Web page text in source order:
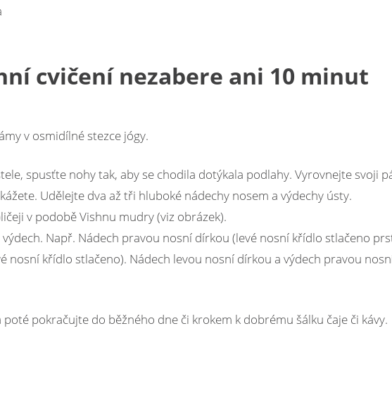
cvičení nezabere ani 10 minut
v osmidílné stezce jógy.
spusťte nohy tak, aby se chodila dotýkala podlahy. Vyrovnejte svoji
Udělejte dva až tři hluboké nádechy nosem a výdechy ústy.
v podobě Vishnu mudry (viz obrázek).
Např. Nádech pravou nosní dírkou (levé nosní křídlo stlačeno
nosní křídlo stlačeno). Nádech levou nosní dírkou a výdech pravou
pokračujte do běžného dne či krokem k dobrému šálku čaje či kávy.